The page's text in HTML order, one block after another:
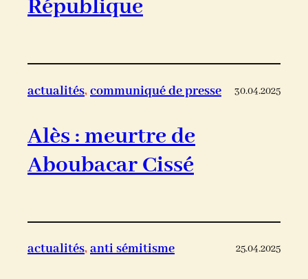
République
actualités, communiqué de presse 30.04.2025
Alès : meurtre de
Aboubacar Cissé
actualités, anti sémitisme 25.04.2025